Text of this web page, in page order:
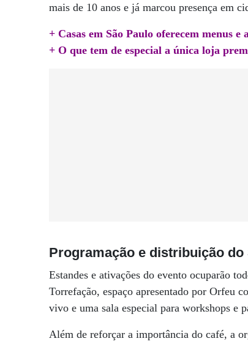
mais de 10 anos e já marcou presença em
+ Casas em São Paulo oferecem menus
+ O que tem de especial a única loja
Programação e distribuição do
Estandes e ativações do evento ocuparão
Torrefação, espaço apresentado por Orfeu
vivo e uma sala especial para workshops e
Além de reforçar a importância do café, a